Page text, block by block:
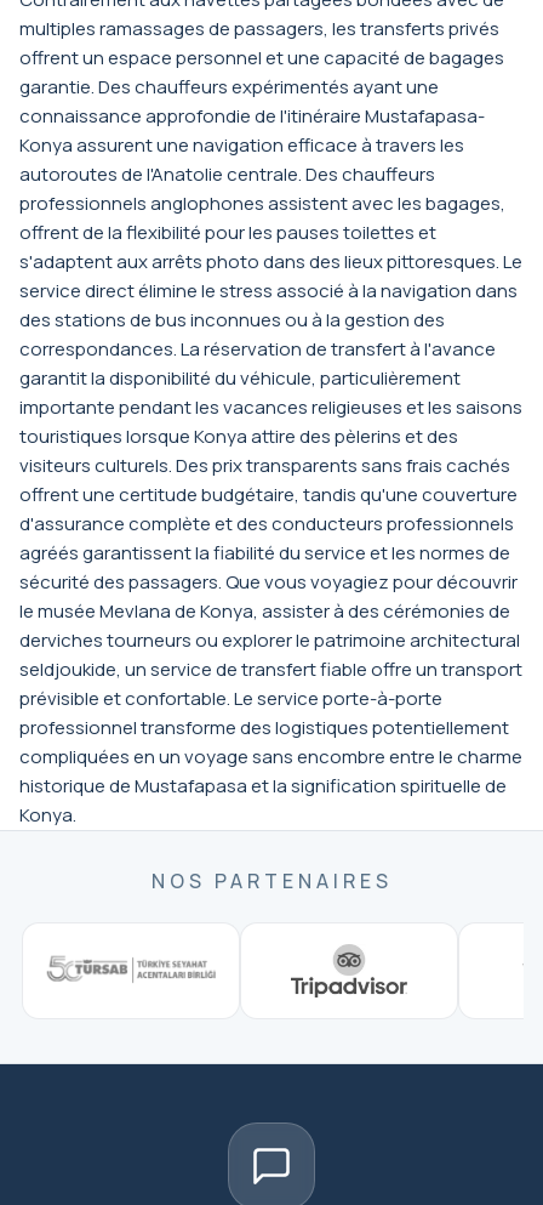
multiples ramassages de passagers, les transferts privés
offrent un espace personnel et une capacité de bagages
garantie. Des chauffeurs expérimentés ayant une
connaissance approfondie de l'itinéraire Mustafapasa-
Konya assurent une navigation efficace à travers les
autoroutes de l'Anatolie centrale. Des chauffeurs
professionnels anglophones assistent avec les bagages,
offrent de la flexibilité pour les pauses toilettes et
s'adaptent aux arrêts photo dans des lieux pittoresques. Le
service direct élimine le stress associé à la navigation dans
des stations de bus inconnues ou à la gestion des
correspondances. La réservation de transfert à l'avance
garantit la disponibilité du véhicule, particulièrement
importante pendant les vacances religieuses et les saisons
touristiques lorsque Konya attire des pèlerins et des
visiteurs culturels. Des prix transparents sans frais cachés
offrent une certitude budgétaire, tandis qu'une couverture
d'assurance complète et des conducteurs professionnels
agréés garantissent la fiabilité du service et les normes de
sécurité des passagers. Que vous voyagiez pour découvrir
le musée Mevlana de Konya, assister à des cérémonies de
derviches tourneurs ou explorer le patrimoine architectural
seldjoukide, un service de transfert fiable offre un transport
prévisible et confortable. Le service porte-à-porte
professionnel transforme des logistiques potentiellement
compliquées en un voyage sans encombre entre le charme
historique de Mustafapasa et la signification spirituelle de
Konya.
NOS PARTENAIRES